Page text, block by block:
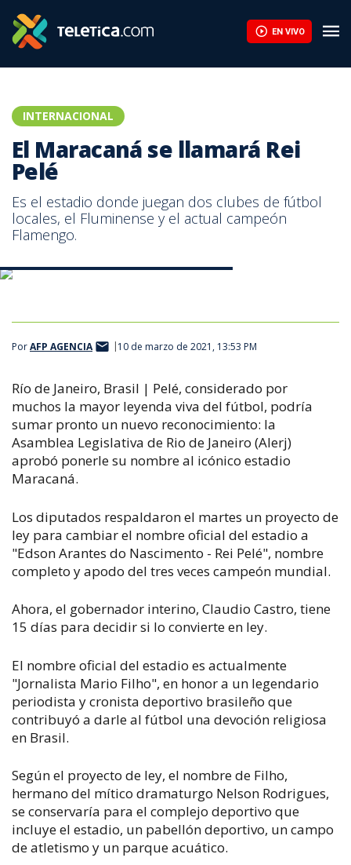
EN VIVO
INTERNACIONAL
El Maracaná se llamará Rei
Pelé
Es el estadio donde juegan dos clubes de fútbol
locales, el Fluminense y el actual campeón
Flamengo.
PorAFP AGENCIA 10 de marzo de 2021, 13:53 PM
Río de Janeiro, Brasil | Pelé, considerado por
muchos la mayor leyenda viva del fútbol, podría
sumar pronto un nuevo reconocimiento: la
Asamblea Legislativa de Rio de Janeiro (Alerj)
aprobó ponerle su nombre al icónico estadio
Maracaná.
Los diputados respaldaron el martes un proyecto de
ley para cambiar el nombre oficial del estadio a
"Edson Arantes do Nascimento - Rei Pelé", nombre
completo y apodo del tres veces campeón mundial.
Ahora, el gobernador interino, Claudio Castro, tiene
15 días para decidir si lo convierte en ley.
El nombre oficial del estadio es actualmente
"Jornalista Mario Filho", en honor a un legendario
periodista y cronista deportivo brasileño que
contribuyó a darle al fútbol una devoción religiosa
en Brasil.
Según el proyecto de ley, el nombre de Filho,
hermano del mítico dramaturgo Nelson Rodrigues,
se conservaría para el complejo deportivo que
incluye el estadio, un pabellón deportivo, un campo
de atletismo y un parque acuático.